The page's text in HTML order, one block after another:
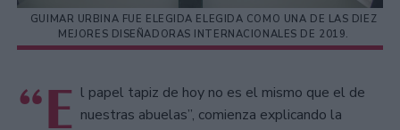
GUIMAR URBINA FUE ELEGIDA ELEGIDA COMO UNA DE LAS DIEZ
MEJORES DISEÑADORAS INTERNACIONALES DE 2019.
“E l papel tapiz de hoy no es el mismo que el de
nuestras abuelas”, comienza explicando la